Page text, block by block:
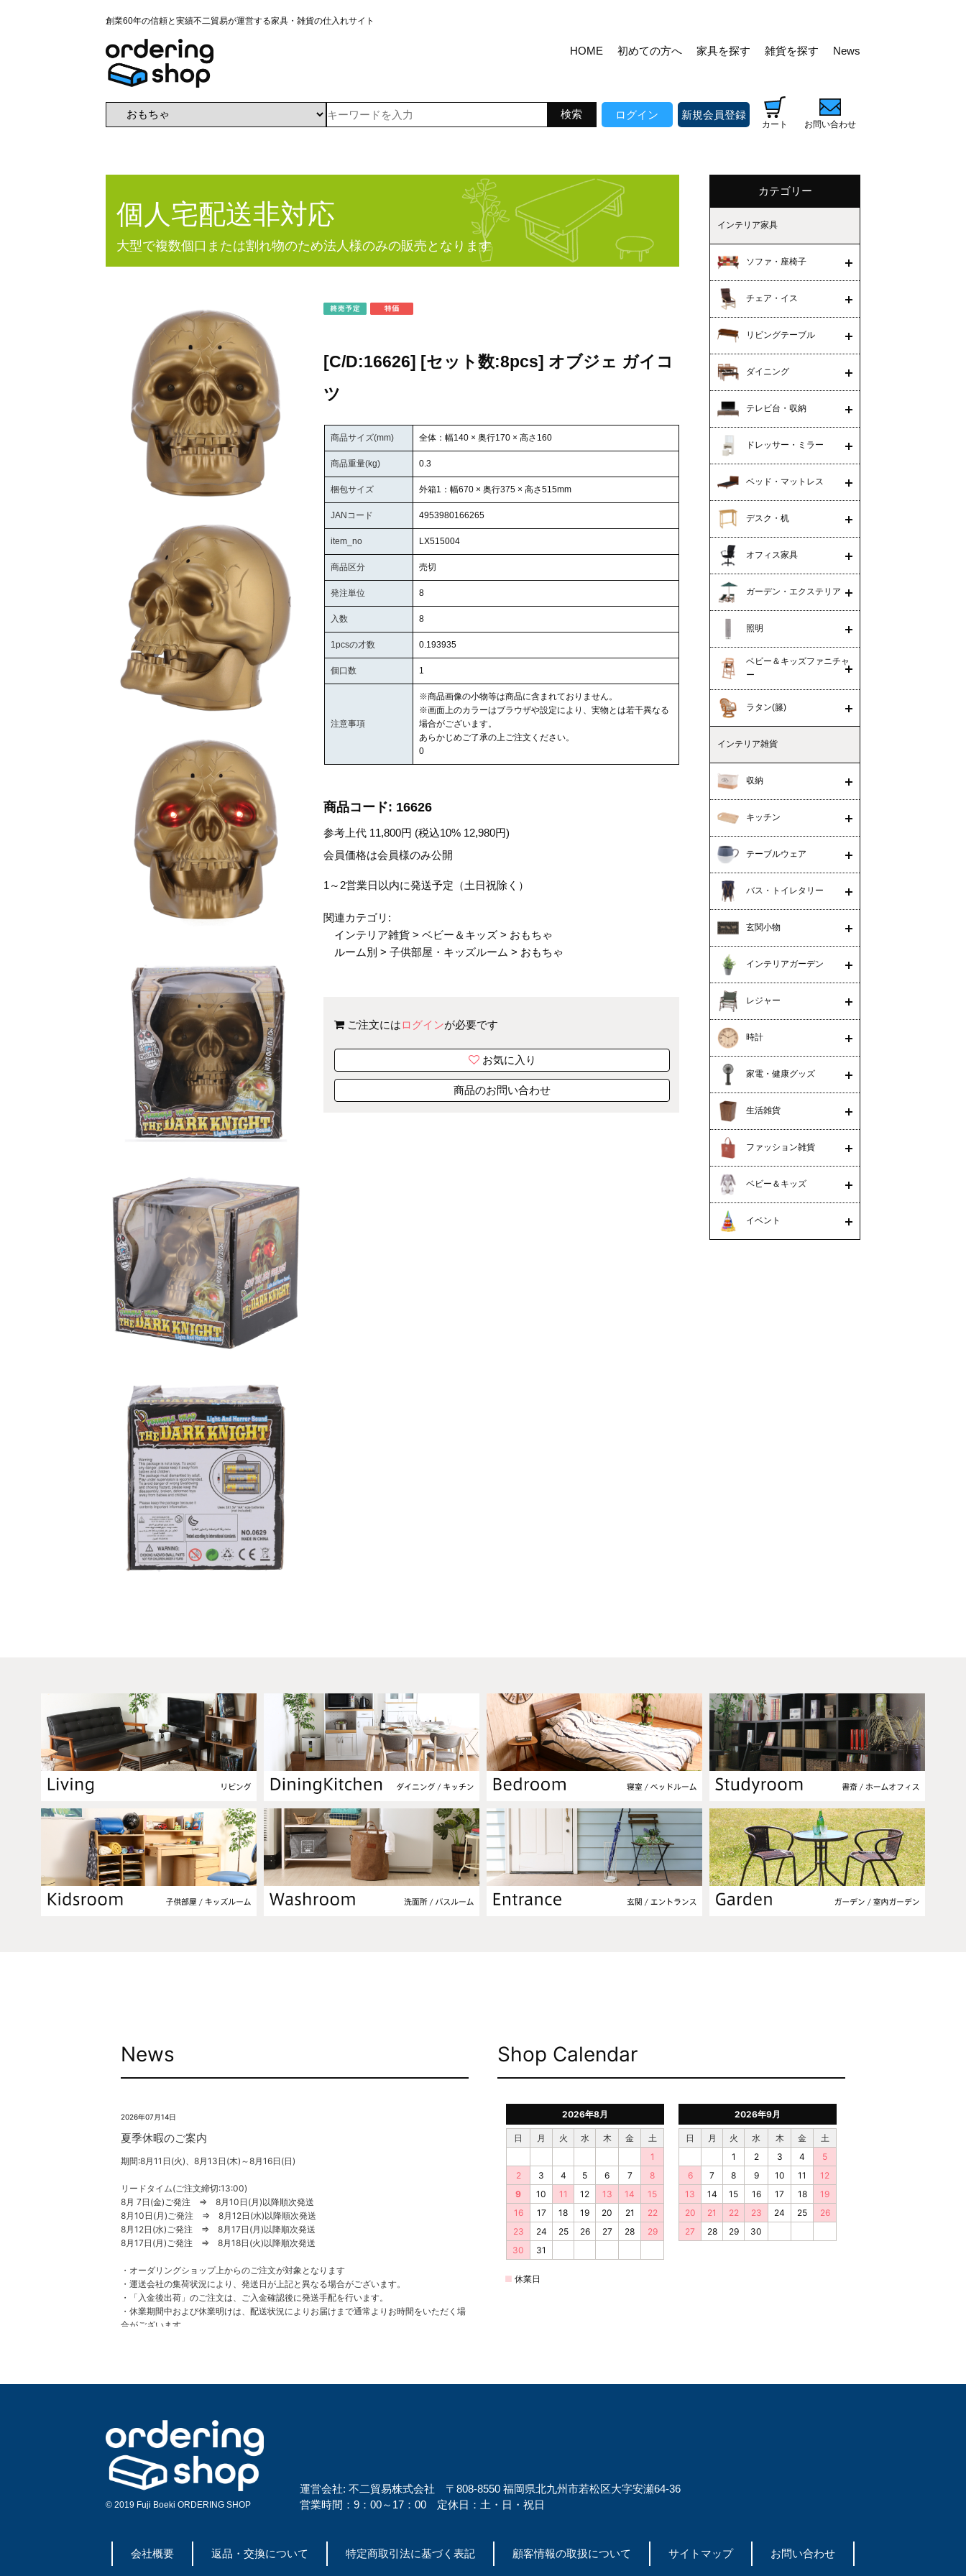
創業60年の信頼と実績不二貿易が運営する家具・雑貨の仕入れサイト
HOME 初めての方へ 家具を探す 雑貨を探す News
ログイン 新規会員登録
カート お問い合わせ
個人宅配送非対応
大型で複数個口または割れ物のため法人様のみの販売となります
[C/D:16626] [セット数:8pcs] オブジェ ガイコ
ツ
商品サイズ(mm) 全体：幅140 × 奥行170 × 高さ160
商品重量(kg) 0.3
梱包サイズ 外箱1：幅670 × 奥行375 × 高さ515mm
JANコード 4953980166265
item_no LX515004
商品区分 売切
発注単位 8
入数 8
1pcsの才数 0.193935
個口数 1
注意事項
※商品画像の小物等は商品に含まれておりません。
※画面上のカラーはブラウザや設定により、実物とは若干異なる
場合がございます。
あらかじめご了承の上ご注文ください。
0
商品コード: 16626
参考上代 11,800円 (税込10% 12,980円)
会員価格は会員様のみ公開
1～2営業日以内に発送予定（土日祝除く）
関連カテゴリ:
インテリア雑貨 >ベビー＆キッズ > おもちゃ
ルーム別 >子供部屋・キッズルーム > おもちゃ
ご注文にはログインが必要です
お気に入り
商品のお問い合わせ
カテゴリー
インテリア家具
ソファ・座椅子
チェア・イス
リビングテーブル
ダイニング
テレビ台・収納
ドレッサー・ミラー
ベッド・マットレス
デスク・机
オフィス家具
ガーデン・エクステリア
照明
ベビー＆キッズファニチャ
ー
ラタン(籐)
インテリア雑貨
収納
キッチン
テーブルウェア
バス・トイレタリー
玄関小物
インテリアガーデン
レジャー
時計
家電・健康グッズ
生活雑貨
ファッション雑貨
ベビー＆キッズ
イベント
© 2019 Fuji Boeki ORDERING SHOP
運営会社: 不二貿易株式会社 〒808-8550 福岡県北九州市若松区大字安瀬64-36
営業時間：9：00～17：00 定休日：土・日・祝日
会社概要 返品・交換について 特定商取引法に基づく表記 顧客情報の取扱について サイトマップ お問い合わせ